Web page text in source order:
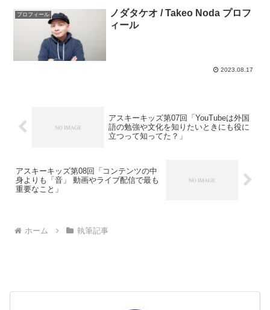
プロフィール
ノダタケオ / Takeo Noda プロフ
ィール
2023.08.17
アスキーキッズ第07回「YouTubeは外国
語の勉強や文化を知りたいときにも役に
立つって知ってた？」
アスキーキッズ第08回「コンテンツの中
身よりも「音」 動画やライブ配信で最も
重要なこと」
ホーム 執筆記事